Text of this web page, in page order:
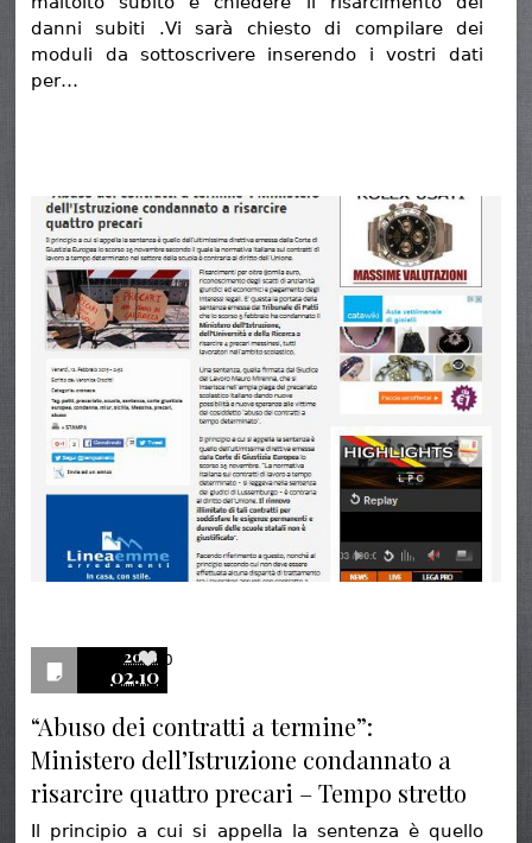
danni subiti .Vi sarà chiesto di compilare dei
moduli da sottoscrivere inserendo i vostri dati
per…
2016
02.10
0
“Abuso dei contratti a termine”:
Ministero dell’Istruzione condannato a
risarcire quattro precari – Tempo stretto
Il principio a cui si appella la sentenza è quello